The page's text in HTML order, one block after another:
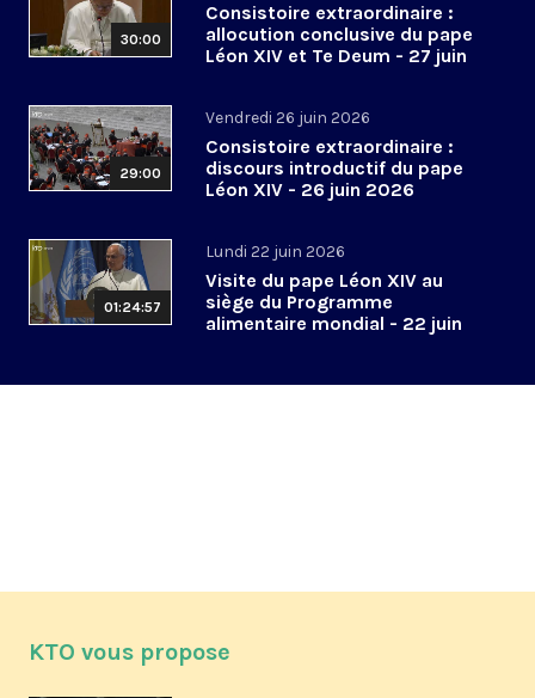
30:00
Consistoire extraordinaire :
allocution conclusive du pape
Léon XIV et Te Deum - 27 juin
29:00
Vendredi 26 juin 2026
Consistoire extraordinaire :
discours introductif du pape
Léon XIV - 26 juin 2026
01:24:57
Lundi 22 juin 2026
Visite du pape Léon XIV au
siège du Programme
alimentaire mondial - 22 juin
KTO vous propose